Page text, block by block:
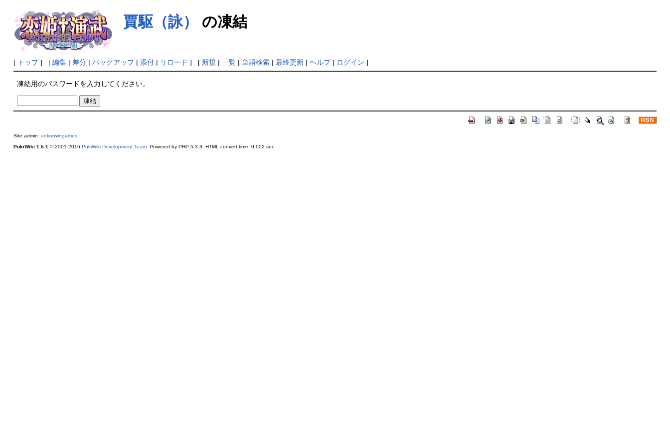
賈駆（詠） の凍結
[ トップ] [ 編集| 差分| バックアップ| 添付| リロード ] [ 新規 | 一覧| 単語検索| 最終更新| ヘルプ| ログイン ]
凍結用のパスワードを入力してください。
Site admin: unknowngames
PukiWiki 1.5.1© 2001-2016 PukiWiki Development Team. Powered by PHP 5.3.3. HTML convert time: 0.002 sec.